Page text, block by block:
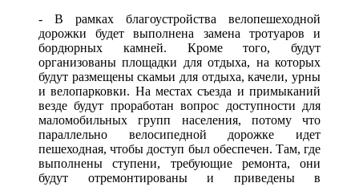
- В рамках благоустройства велопешеходной
дорожки будет выполнена замена тротуаров и
бордюрных камней. Кроме того, будут
организованы площадки для отдыха, на которых
будут размещены скамьи для отдыха, качели, урны
и велопарковки. На местах съезда и примыканий
везде будут проработан вопрос доступности для
маломобильных групп населения, потому что
параллельно велосипедной дорожке идет
пешеходная, чтобы доступ был обеспечен. Там, где
выполнены ступени, требующие ремонта, они
будут отремонтированы и приведены в